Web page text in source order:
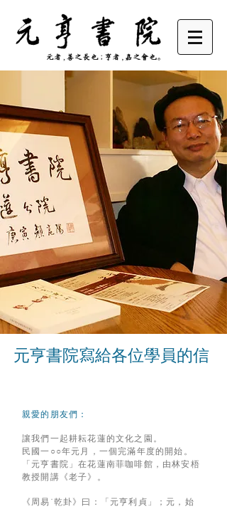
元亨書院寫給各位學員的信
親愛的朋友們：
讓我們一起耕耘花蓮的文化之園。
民國一○○年元月，一個完滿年度的開始。
「元亨書院」在花蓮南菲咖啡館，由林安梧
教授開講《老子》。
《周易˙乾卦》曰：「元亨利貞」；元，始